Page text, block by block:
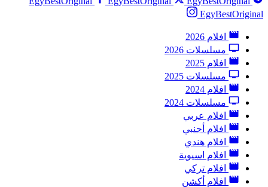
EgyBestOriginal
افلام 2026
مسلسلات 2026
افلام 2025
مسلسلات 2025
افلام 2024
مسلسلات 2024
افلام عربي
افلام أجنبي
افلام هندي
افلام اسيوية
افلام تركي
افلام أكشن